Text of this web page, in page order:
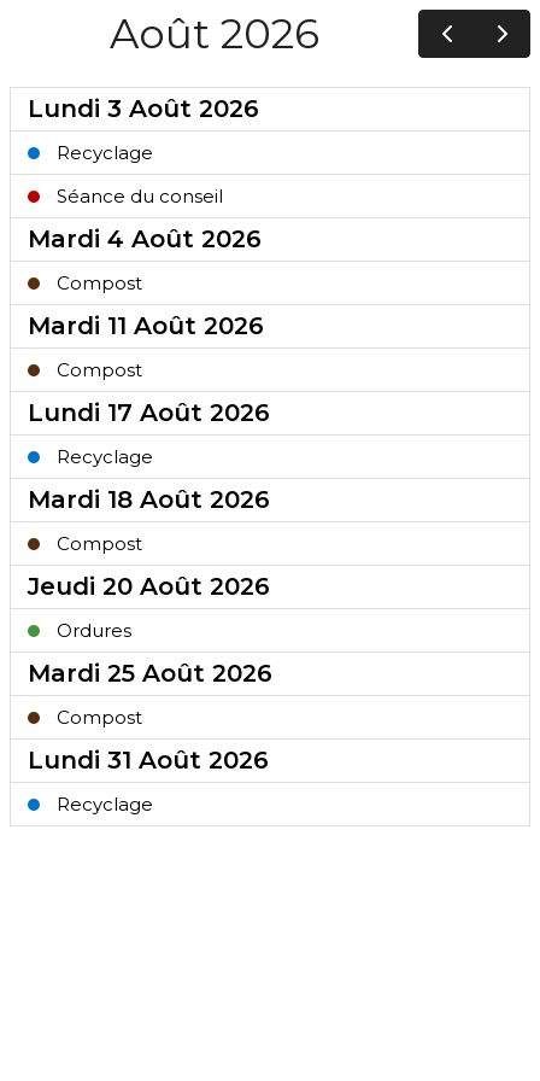
Août 2026
Lundi 3 Août 2026
Recyclage
Séance du conseil
Mardi 4 Août 2026
Compost
Mardi 11 Août 2026
Compost
Lundi 17 Août 2026
Recyclage
Mardi 18 Août 2026
Compost
Jeudi 20 Août 2026
Ordures
Mardi 25 Août 2026
Compost
Lundi 31 Août 2026
Recyclage